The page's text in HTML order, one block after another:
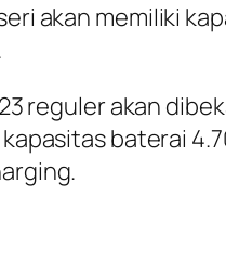
akan memiliki
reguler akan
baterai